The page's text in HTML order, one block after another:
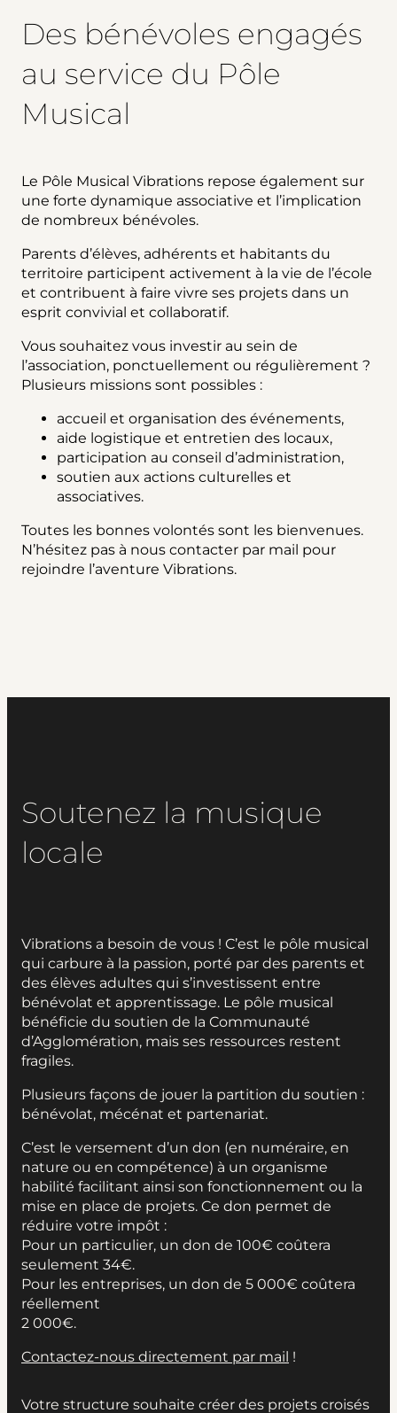
Des bénévoles engagés
au service du Pôle
Musical
Le Pôle Musical Vibrations repose également sur
une forte dynamique associative et l’implication
de nombreux bénévoles.
Parents d’élèves, adhérents et habitants du
territoire participent activement à la vie de l’école
et contribuent à faire vivre ses projets dans un
esprit convivial et collaboratif.
Vous souhaitez vous investir au sein de
l’association, ponctuellement ou régulièrement ?
Plusieurs missions sont possibles :
accueil et organisation des événements,
aide logistique et entretien des locaux,
participation au conseil d’administration,
soutien aux actions culturelles et
associatives.
Toutes les bonnes volontés sont les bienvenues.
N’hésitez pas à nous contacter par mail pour
rejoindre l’aventure Vibrations.
Soutenez la musique
locale
Vibrations a besoin de vous ! C’est le pôle musical
qui carbure à la passion, porté par des parents et
des élèves adultes qui s’investissent entre
bénévolat et apprentissage. Le pôle musical
bénéficie du soutien de la Communauté
d’Agglomération, mais ses ressources restent
fragiles.
Plusieurs façons de jouer la partition du soutien :
bénévolat, mécénat et partenariat.
C’est le versement d’un don (en numéraire, en
nature ou en compétence) à un organisme
habilité facilitant ainsi son fonctionnement ou la
mise en place de projets. Ce don permet de
réduire votre impôt :
Pour un particulier, un don de 100€ coûtera
seulement 34€.
Pour les entreprises, un don de 5 000€ coûtera
réellement
2 000€.
Contactez-nous directement par mail !
Votre structure souhaite créer des projets croisés